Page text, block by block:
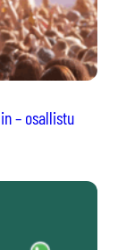
– osallistu